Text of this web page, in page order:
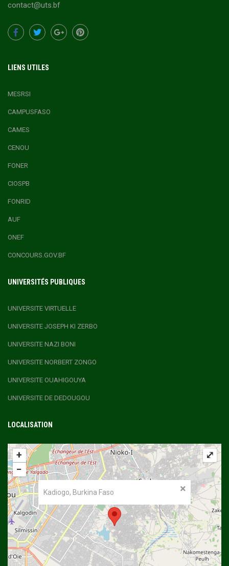
contact@uts.bf
LIENS UTILES
MESRSI
CAMPUSFASO
CAMES
CENOU
FONER
CIOSPB
FONRID
AUF
ONEF
CONCOURS.GOV.BF
UNIVERSITÉS PUBLIQUES
UNIVERSITE VIRTUELLE
UNIVERSITE JOSEPH KI ZERBO
UNIVERSITE NAZI BONI
UNIVERSITE NORBERT ZONGO
UNIVERSITE OUAHIGOUYA
UNIVERSITE DE DEDOUGOU
LOCALISATION
Kadiogo, Burkina Faso
+
−
⤢